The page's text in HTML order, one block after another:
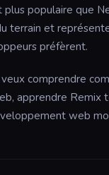
populaire que
terrain et
préfèrent.
comprendre
apprendre Remix
web